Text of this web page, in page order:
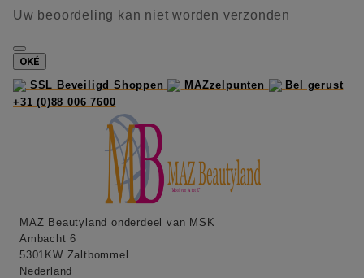
Uw beoordeling kan niet worden verzonden
OKÉ
SSL Beveiligd Shoppen
MAZzelpunten
Bel gerust
+31 (0)88 006 7600
MAZ Beautyland onderdeel van MSK
Ambacht 6
5301KW Zaltbommel
Nederland